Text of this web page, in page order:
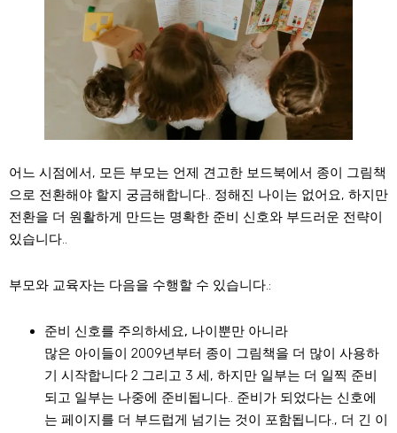
어느 시점에서, 모든 부모는 언제 견고한 보드북에서 종이 그림책
으로 전환해야 할지 궁금해합니다.. 정해진 나이는 없어요, 하지만
전환을 더 원활하게 만드는 명확한 준비 신호와 부드러운 전략이
있습니다..
부모와 교육자는 다음을 수행할 수 있습니다.:
준비 신호를 주의하세요, 나이뿐만 아니라
많은 아이들이 2009년부터 종이 그림책을 더 많이 사용하
기 시작합니다 2 그리고 3 세, 하지만 일부는 더 일찍 준비
되고 일부는 나중에 준비됩니다.. 준비가 되었다는 신호에
는 페이지를 더 부드럽게 넘기는 것이 포함됩니다., 더 긴 이